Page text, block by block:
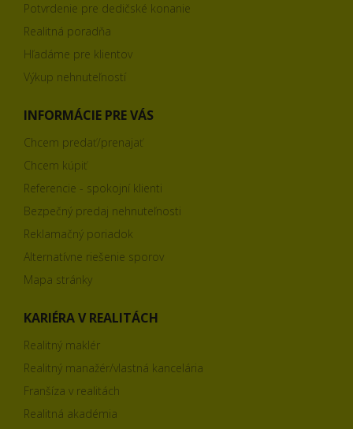
Potvrdenie pre dedičské konanie
Realitná poradňa
Hľadáme pre klientov
Výkup nehnuteľností
INFORMÁCIE PRE VÁS
Chcem predať/prenajať
Chcem kúpiť
Referencie - spokojní klienti
Bezpečný predaj nehnuteľnosti
Reklamačný poriadok
Alternatívne riešenie sporov
Mapa stránky
KARIÉRA V REALITÁCH
Realitný maklér
Realitný manažér/vlastná kancelária
Franšíza v realitách
Realitná akadémia